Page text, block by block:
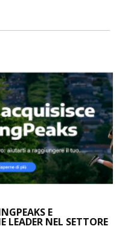
E
NEL SETTORE